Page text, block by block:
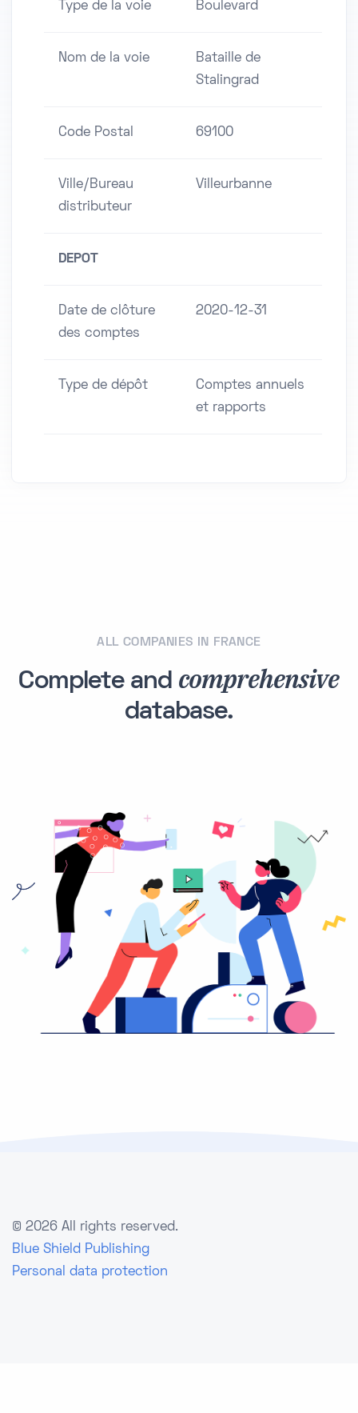
Type de la voie Boulevard
Nom de la voie
Bataille de
Stalingrad
Code Postal 69100
Ville/Bureau
distributeur
Villeurbanne
DEPOT
Date de clôture
des comptes
2020-12-31
Type de dépôt
Comptes annuels
et rapports
ALL COMPANIES IN FRANCE
Complete and comprehensive
database.
© 2026 All rights reserved.
Blue Shield Publishing
Personal data protection